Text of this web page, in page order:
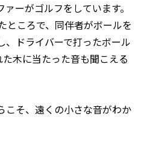
ーがゴルフをしています。
ところで、同伴者がボールを
、ドライバーで打ったボール
木に当たった音も聞こえる
こそ、遠くの小さな音がわか